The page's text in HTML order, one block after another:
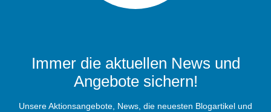
Immer die aktuellen News und
Angebote sichern!
Unsere Aktionsangebote, News, die neuesten Blogartikel und